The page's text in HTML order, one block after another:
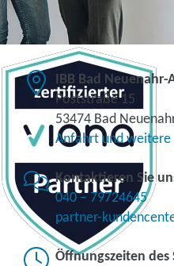
IBB Bad Neuenahr-
Poststraße 15
53474 Bad
Anfahrt und weitere
Kontaktieren Sie
040 – 79724645
partner-
Öffnungszeiten des